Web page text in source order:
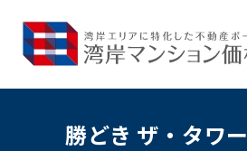
勝どき ザ・タワー